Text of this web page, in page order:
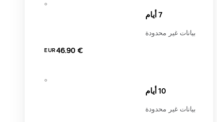
بيانات غير محدودة
EUR
بيانات غير محدودة